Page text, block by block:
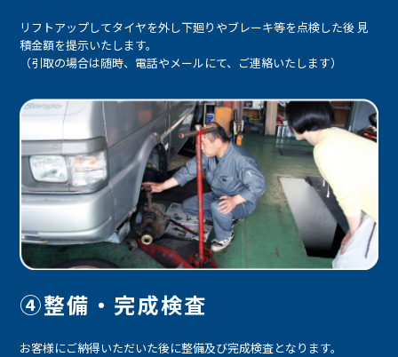
リフトアップしてタイヤを外し下廻りやブレーキ等を点検した後 見
積金額を提示いたします。
（引取の場合は随時、電話やメールにて、ご連絡いたします）
④整備・完成検査
お客様にご納得いただいた後に整備及び完成検査となります。